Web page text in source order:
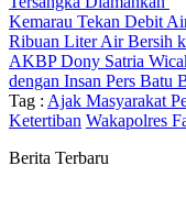
Kemarau Tekan Debit
Ribuan Liter Air Bersih
AKBP Dony Satria
dengan Insan Pers Batu
Tag : Ajak Masyarakat
Ketertiban Wakapolres
Berita Terbaru